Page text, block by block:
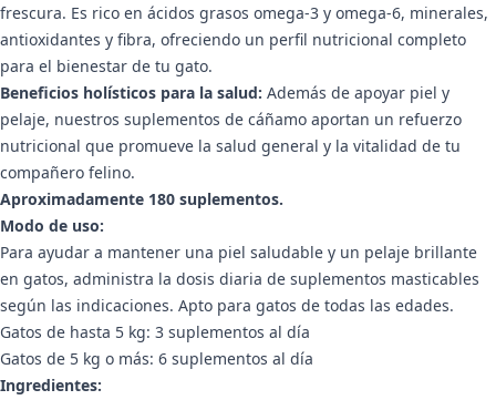
frescura. Es rico en ácidos grasos omega-3 y omega-6, minerales,
antioxidantes y fibra, ofreciendo un perfil nutricional completo
para el bienestar de tu gato.
Beneficios holísticos para la salud: Además de apoyar piel y
pelaje, nuestros suplementos de cáñamo aportan un refuerzo
nutricional que promueve la salud general y la vitalidad de tu
compañero felino.
Aproximadamente 180 suplementos.
Modo de uso:
Para ayudar a mantener una piel saludable y un pelaje brillante
en gatos, administra la dosis diaria de suplementos masticables
según las indicaciones. Apto para gatos de todas las edades.
Gatos de hasta 5 kg: 3 suplementos al día
Gatos de 5 kg o más: 6 suplementos al día
Ingredientes: